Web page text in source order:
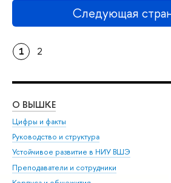
Следующая
1 2
О ВЫШКЕ
Цифры и факты
Руководство и структура
Устойчивое развитие в НИУ ВШЭ
Преподаватели и сотрудники